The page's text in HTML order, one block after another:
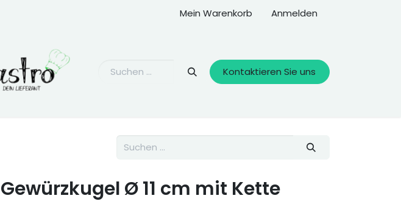
Mein Warenkorb Anmelden
Kontaktieren Sie uns
Gewürzkugel Ø 11 cm mit Kette